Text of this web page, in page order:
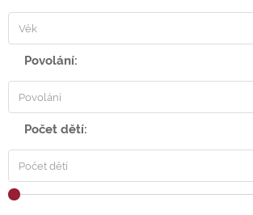
Povolání:
Počet dětí: